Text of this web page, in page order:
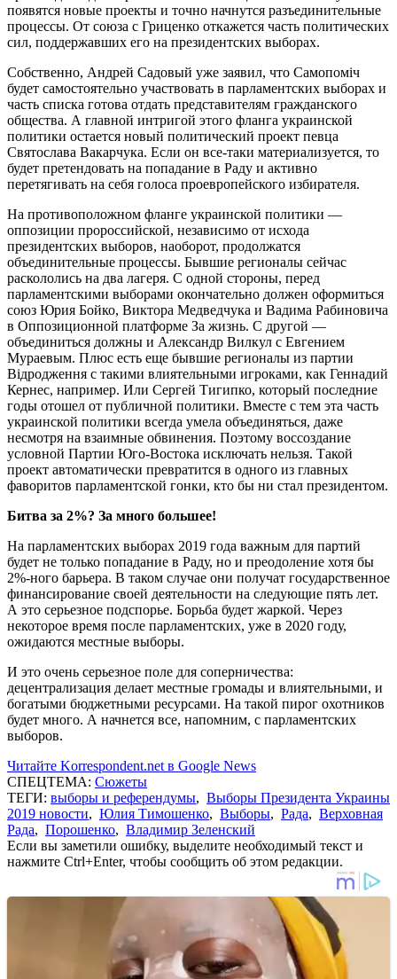
появятся новые проекты и точно начнутся разъединительные
процессы. От союза с Гриценко откажется часть политических
сил, поддержавших его на президентских выборах.
Собственно, Андрей Садовый уже заявил, что Самопоміч
будет самостоятельно участвовать в парламентских выборах и
часть списка готова отдать представителям гражданского
общества. А главной интригой этого фланга украинской
политики остается новый политический проект певца
Святослава Вакарчука. Если он все-таки материализуется, то
будет претендовать на попадание в Раду и активно
перетягивать на себя голоса проевропейского избирателя.
На противоположном фланге украинской политики —
оппозиции пророссийской, независимо от исхода
президентских выборов, наоборот, продолжатся
объединительные процессы. Бывшие регионалы сейчас
раскололись на два лагеря. С одной стороны, перед
парламентскими выборами окончательно должен оформиться
союз Юрия Бойко, Виктора Медведчука и Вадима Рабиновича
в Оппозиционной платформе За жизнь. С другой —
объединиться должны и Александр Вилкул с Евгением
Мураевым. Плюс есть еще бывшие регионалы из партии
Відродження с такими влиятельными игроками, как Геннадий
Кернес, например. Или Сергей Тигипко, который последние
годы отошел от публичной политики. Вместе с тем эта часть
украинской политики всегда умела объединяться, даже
несмотря на взаимные обвинения. Поэтому воссоздание
условной Партии Юго-Востока исключать нельзя. Такой
проект автоматически превратится в одного из главных
фаворитов парламентской гонки, кто бы ни стал президентом.
Битва за 2%? За много большее!
На парламентских выборах 2019 года важным для партий
будет не только попадание в Раду, но и преодоление хотя бы
2%-ного барьера. В таком случае они получат государственное
финансирование своей деятельности на следующие пять лет.
А это серьезное подспорье. Борьба будет жаркой. Через
некоторое время после парламентских, уже в 2020 году,
ожидаются местные выборы.
И это очень серьезное поле для соперничества:
децентрализация делает местные громады и влиятельными, и
богатыми бюджетными ресурсами. На такой пирог охотников
будет много. А начнется все, напомним, с парламентских
выборов.
Читайте Korrespondent.net в Google News
СПЕЦТЕМА: Сюжеты
ТЕГИ: выборы и референдумы, Выборы Президента Украины
2019 новости, Юлия Тимошенко, Выборы, Рада, Верховная
Рада, Порошенко, Владимир Зеленский
Если вы заметили ошибку, выделите необходимый текст и
нажмите Ctrl+Enter, чтобы сообщить об этом редакции.